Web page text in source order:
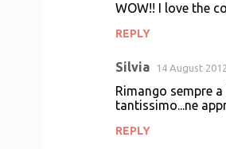
WOW!! I love the
REPLY
Silvia 14 August
Rimango sempre
tantissimo...ne
REPLY